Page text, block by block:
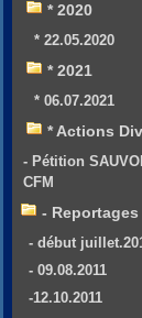
* 2020
* 22.05.2020
* 2021
* 06.07.2021
* Actions
- Pétition
CFM
- Reportages
- début
- 09.08.2011
-12.10.2011